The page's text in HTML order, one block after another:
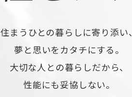
住まうひとの暮らしに寄り添い、
夢と思いをカタチにする。
大切な人との暮らしだから、
性能にも妥協しない。